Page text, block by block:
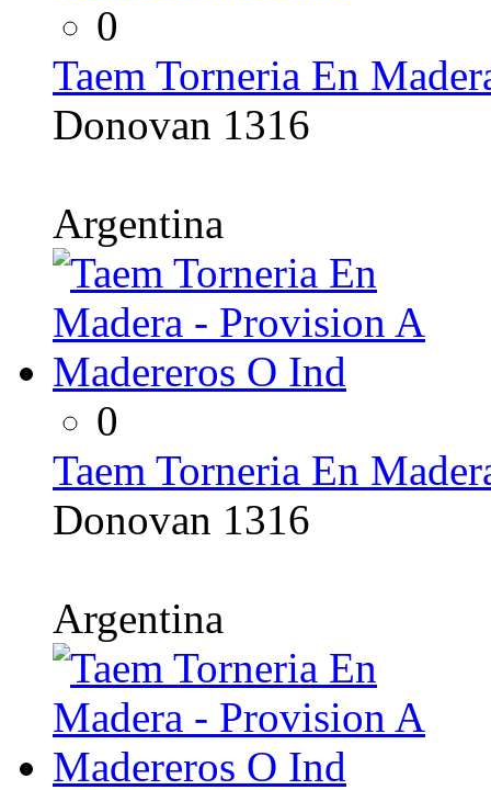
0
Taem Torneria En
Donovan 1316
Argentina
0
Taem Torneria En
Donovan 1316
Argentina